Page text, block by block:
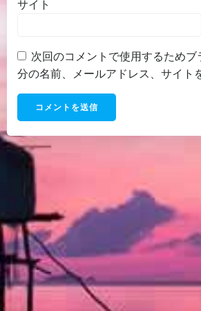
サイト
次回のコメントで使用するためブ
分の名前、メールアドレス、サイト